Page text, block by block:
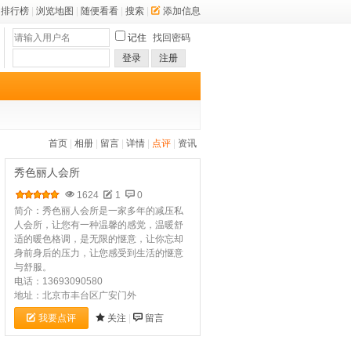
排行榜 浏览地图 随便看看 搜索 添加信息
记住 找回密码
登录
注册
首页 相册 留言 详情 点评 资讯
秀色丽人会所
1624 1
0
简介：秀色丽人会所是一家多年的减压私
人会所，让您有一种温馨的感觉，温暖舒
适的暖色格调，是无限的惬意，让你忘却
身前身后的压力，让您感受到生活的惬意
与舒服。
电话：13693090580
地址：北京市丰台区广安门外
我要点评 关注 留言